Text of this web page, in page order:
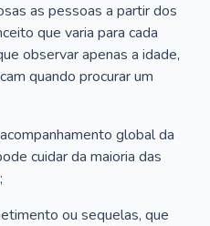
as pessoas a partir dos
que varia para cada
observar apenas a idade,
quando procurar um
global da
cuidar da maioria das
ou sequelas, que